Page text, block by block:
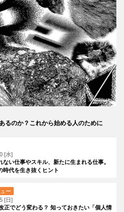
るのか？これから始める人のために
[水]
ない仕事やスキル、新たに生まれる仕事。
時代を生き抜くヒント
ー
[日]
正でどう変わる？ 知っておきたい「個人情